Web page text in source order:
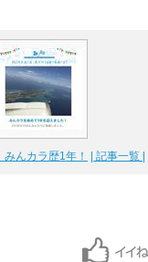
みんカラ歴1年！ | 記事一覧 |